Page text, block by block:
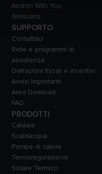
Ariston With You
Glossario
SUPPORTO
Contattaci
Rete e programmi di
assistenza
Detrazioni fiscali e incentivi
Avvisi Importanti
Area Dowload
FAQ
PRODOTTI
Caldaie
Scaldacqua
Pompe di calore
Termoregolazione
Solare Termico